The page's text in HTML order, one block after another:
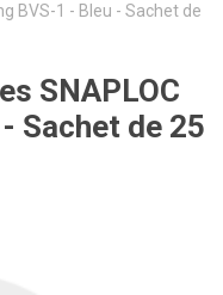
BVS-1 - Bleu - Sachet de
SNAPLOC
Sachet de 25